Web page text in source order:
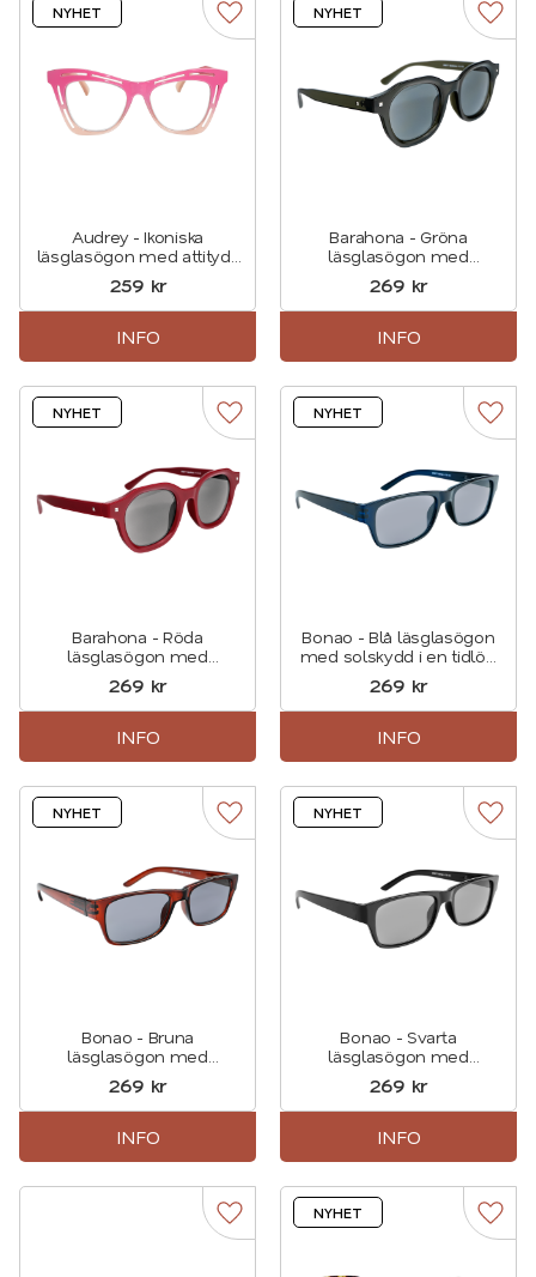
Audrey - Ikoniska
läsglasögon med attityd i
Rosa
259 kr
NYHET
Lägg till i favoriter
INFO
Barahona - Gröna
läsglasögon med
solskydd
269 kr
NYHET
INFO
Barahona - Röda
läsglasögon med
solskydd
269 kr
NYHET
Lägg till i favoriter
INFO
Bonao - Blå läsglasögon
med solskydd i en tidlös,
rektangulär design.
269 kr
NYHET
INFO
Bonao - Bruna
läsglasögon med
solskydd i en tidlös,
rektangulär design.
269 kr
NYHET
Lägg till i favoriter
INFO
Bonao - Svarta
läsglasögon med
solskydd i en tidlös,
rektangulär design.
269 kr
NYHET
INFO
Lägg till i favoriter
NYHET